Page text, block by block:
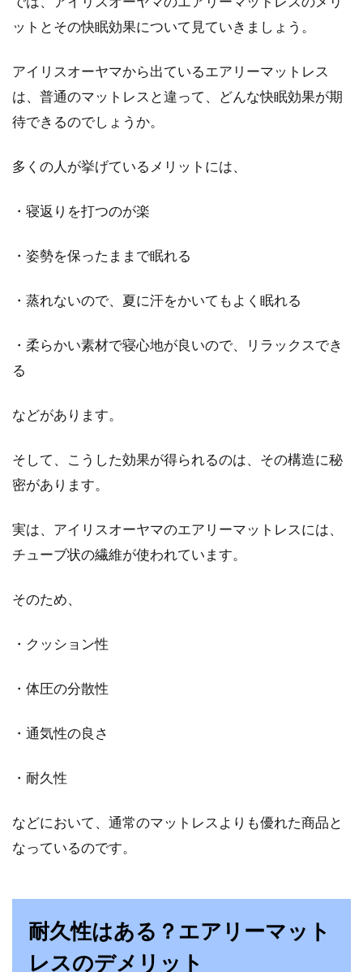
マットレスが腰痛の原因に？腰痛を
和らげるマットレスの種類
てすぐには起き上がれない。」このようなと
トと修理方法が知りたい！
修理・・・特にお風呂場に関わる設備について
ットとその快眠効果について見ていきましょう。
アイリスオーヤマから出ているエアリーマットレス
は、普通のマットレスと違って、どんな快眠効果が期
待できるのでしょうか。
多くの人が挙げているメリットには、
・寝返りを打つのが楽
・姿勢を保ったままで眠れる
・蒸れないので、夏に汗をかいてもよく眠れる
・柔らかい素材で寝心地が良いので、リラックスでき
る
などがあります。
そして、こうした効果が得られるのは、その構造に秘
密があります。
実は、アイリスオーヤマのエアリーマットレスには、
チューブ状の繊維が使われています。
そのため、
・クッション性
・体圧の分散性
・通気性の良さ
・耐久性
などにおいて、通常のマットレスよりも優れた商品と
なっているのです。
耐久性はある？エアリーマット
レスのデメリット